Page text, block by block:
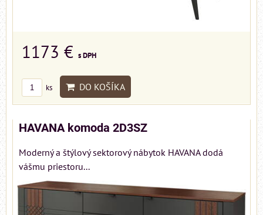
1173 € s DPH
ks DO KOŠÍKA
HAVANA komoda 2D3SZ
Moderný a štýlový sektorový nábytok HAVANA dodá
vášmu priestoru...